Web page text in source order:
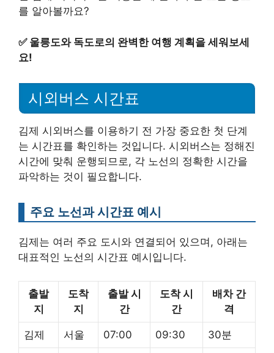
를 알아볼까요?
✅ 울릉도와 독도로의 완벽한 여행 계획을 세워보세
요!
시외버스 시간표
김제 시외버스를 이용하기 전 가장 중요한 첫 단계
는 시간표를 확인하는 것입니다. 시외버스는 정해진
시간에 맞춰 운행되므로, 각 노선의 정확한 시간을
파악하는 것이 필요합니다.
주요 노선과 시간표 예시
김제는 여러 주요 도시와 연결되어 있으며, 아래는
대표적인 노선의 시간표 예시입니다.
출발
지
도착
지
출발 시
간
도착 시
간
배차 간
격
김제 서울 07:00 09:30 30분